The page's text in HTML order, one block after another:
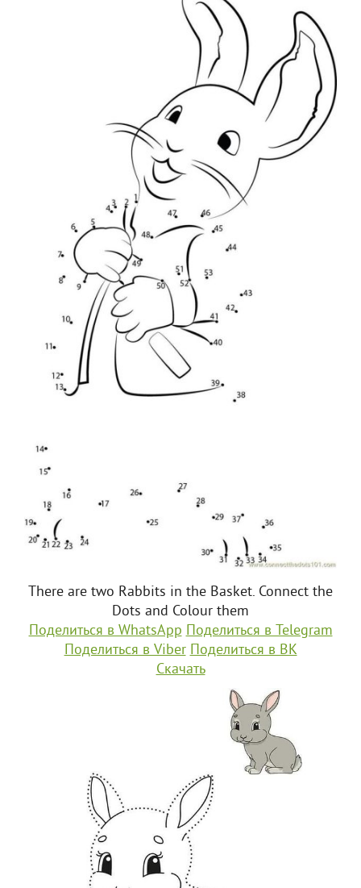
There are two Rabbits in the Basket. Connect the
Dots and Colour them
Поделиться в WhatsApp Поделиться в Telegram
Поделиться в Viber Поделиться в ВК
Скачать